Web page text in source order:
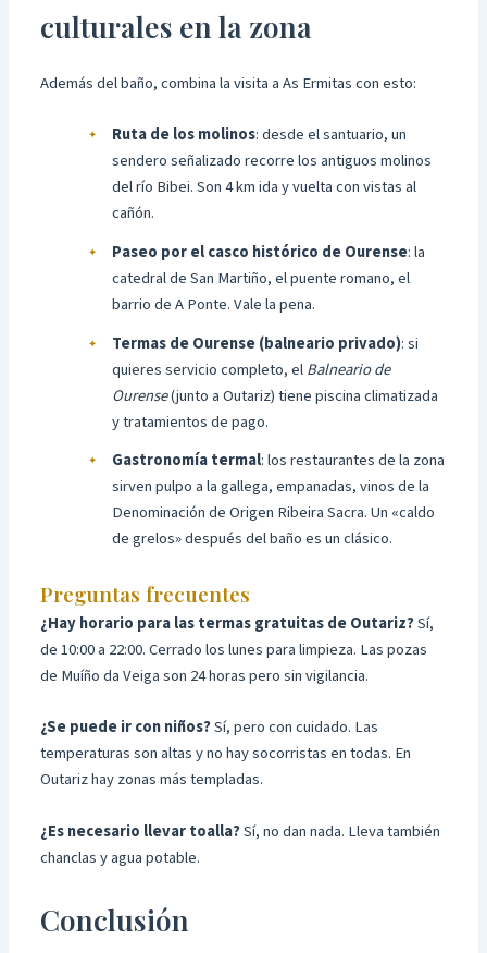
culturales en la zona
Además del baño, combina la visita a As Ermitas con esto:
Ruta de los molinos: desde el santuario, un
sendero señalizado recorre los antiguos molinos
del río Bibei. Son 4 km ida y vuelta con vistas al
cañón.
Paseo por el casco histórico de Ourense: la
catedral de San Martiño, el puente romano, el
barrio de A Ponte. Vale la pena.
Termas de Ourense (balneario privado): si
quieres servicio completo, elBalneario de
Ourense(junto a Outariz) tiene piscina climatizada
y tratamientos de pago.
Gastronomía termal: los restaurantes de la zona
sirven pulpo a la gallega, empanadas, vinos de la
Denominación de Origen Ribeira Sacra. Un «caldo
de grelos» después del baño es un clásico.
Preguntas frecuentes
¿Hay horario para las termas gratuitas de Outariz?Sí,
de 10:00 a 22:00. Cerrado los lunes para limpieza. Las pozas
de Muíño da Veiga son 24 horas pero sin vigilancia.
¿Se puede ir con niños?Sí, pero con cuidado. Las
temperaturas son altas y no hay socorristas en todas. En
Outariz hay zonas más templadas.
¿Es necesario llevar toalla?Sí, no dan nada. Lleva también
chanclas y agua potable.
Conclusión